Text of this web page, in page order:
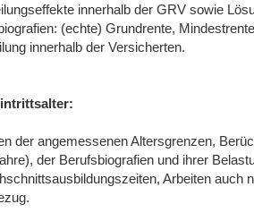
innerhalb der GRV sowie
(echte) Grundrente,
innerhalb der Versicherten.
der angemessenen Altersgrenzen,
der Berufsbiografien und ihrer
Arbeiten auch